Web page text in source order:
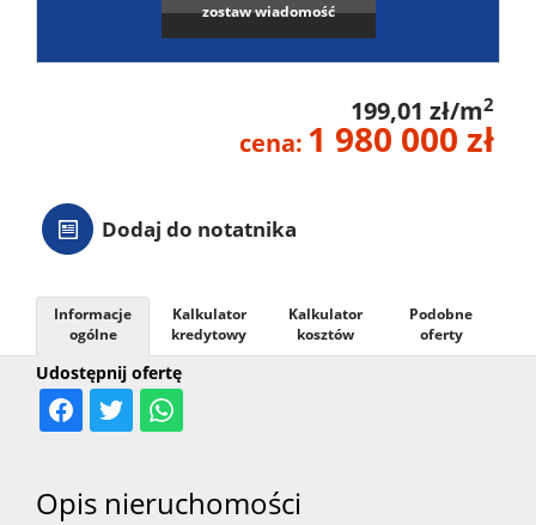
zostaw wiadomość
199,01 zł/m2
cena: 1 980 000 zł
Dodaj do notatnika
Udostępnij ofertę
Informacje
ogólne
Kalkulator
kredytowy
Kalkulator
kosztów
Podobne
oferty
Opis nieruchomości